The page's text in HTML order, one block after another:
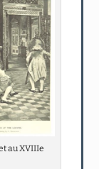
au XVIIIe